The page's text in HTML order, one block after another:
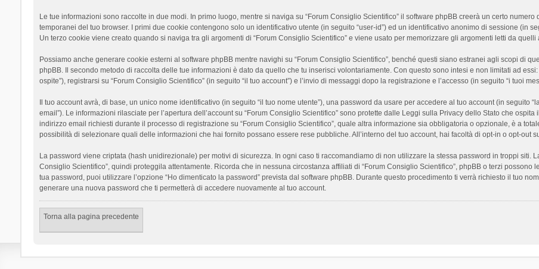
Le tue informazioni sono raccolte in due modi. In primo luogo, mentre si naviga su “Forum Consiglio Scientifico” il software phpBB creerà un certo
temporanei del tuo browser. I primi due cookie contengono solo un identificativo utente (in seguito “user-id”) ed un identificativo anonimo di sessione (in
Un terzo cookie viene creato quando si naviga tra gli argomenti di “Forum Consiglio Scientifico” e viene usato per memorizzare gli argomenti letti da
Possiamo anche generare cookie esterni al software phpBB mentre navighi su “Forum Consiglio Scientifico”, benché questi siano estranei agli scopi di
phpBB. Il secondo metodo di raccolta delle tue informazioni è dato da quello che tu inserisci volontariamente. Con questo sono intesi e non limitati ad
ospite”), registrarsi su “Forum Consiglio Scientifico” (in seguito “il tuo account”) e l’invio di messaggi dopo la registrazione e l’accesso (in seguito “i tuoi
Il tuo account avrà, di base, un unico nome identificativo (in seguito “il tuo nome utente”), una password da usare per accedere al tuo account (in seguito
email”). Le informazioni rilasciate per l’apertura dell’account su “Forum Consiglio Scientifico” sono protette dalle Leggi sulla Privacy dello Stato che
indirizzo email richiesti durante il processo di registrazione su “Forum Consiglio Scientifico”, quale altra informazione sia obbligatoria o opzionale, è a
possibilità di selezionare quali delle informazioni che hai fornito possano essere rese pubbliche. All’interno del tuo account, hai facoltà di opt-in o opt-out
La password viene criptata (hash unidirezionale) per motivi di sicurezza. In ogni caso ti raccomandiamo di non utilizzare la stessa password in troppi siti.
Consiglio Scientifico”, quindi proteggila attentamente. Ricorda che in nessuna circostanza affiliati di “Forum Consiglio Scientifico”, phpBB o terzi
tua password, puoi utilizzare l’opzione “Ho dimenticato la password” prevista dal software phpBB. Durante questo procedimento ti verrà richiesto il tuo
generare una nuova password che ti permetterà di accedere nuovamente al tuo account.
Torna alla pagina precedente